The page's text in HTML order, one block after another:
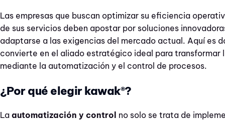
Las empresas que buscan optimizar su eficiencia
de sus servicios deben apostar por soluciones
adaptarse a las exigencias del mercado actual. Aquí es
convierte en el aliado estratégico ideal para transformar
mediante la automatización y el control de procesos.
¿Por qué elegir kawak®?
La automatización y control no solo se trata de